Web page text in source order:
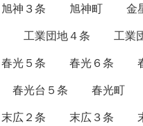
旭神３条 旭神町 金
工業団地４条 工業
春光５条 春光６条
春光台５条 春光町
末広２条 末広３条